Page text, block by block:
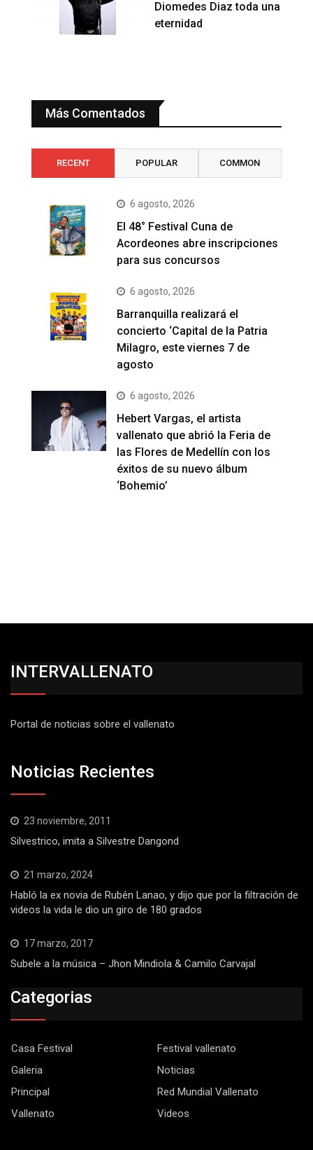
Diomedes Diaz toda una
eternidad
Más Comentados
RECENT POPULAR COMMON
6 agosto, 2026
El 48° Festival Cuna de
Acordeones abre inscripciones
para sus concursos
6 agosto, 2026
Barranquilla realizará el
concierto ‘Capital de la Patria
Milagro, este viernes 7 de
agosto
6 agosto, 2026
Hebert Vargas, el artista
vallenato que abrió la Feria de
las Flores de Medellín con los
éxitos de su nuevo álbum
‘Bohemio’
INTERVALLENATO
Portal de noticias sobre el vallenato
Noticias Recientes
23 noviembre, 2011
Silvestrico, imita a Silvestre Dangond
21 marzo, 2024
Habló la ex novia de Rubén Lanao, y dijo que por la filtración de
videos la vida le dio un giro de 180 grados
17 marzo, 2017
Subele a la música – Jhon Mindiola & Camilo Carvajal
Categorias
Casa Festival
Festival vallenato
Galeria
Noticias
Principal
Red Mundial Vallenato
Vallenato
Videos